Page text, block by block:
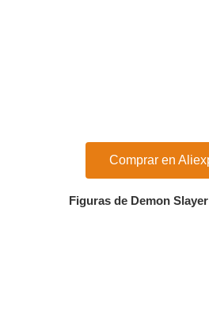
Comprar en
Figuras de Demon